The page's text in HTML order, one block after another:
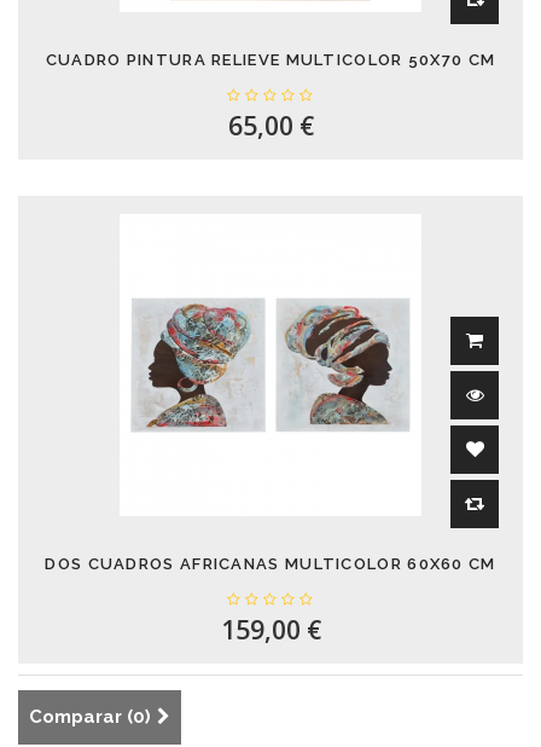
CUADRO PINTURA RELIEVE MULTICOLOR 50X70 CM
65,00 €
DOS CUADROS AFRICANAS MULTICOLOR 60X60 CM
159,00 €
Comparar (0)